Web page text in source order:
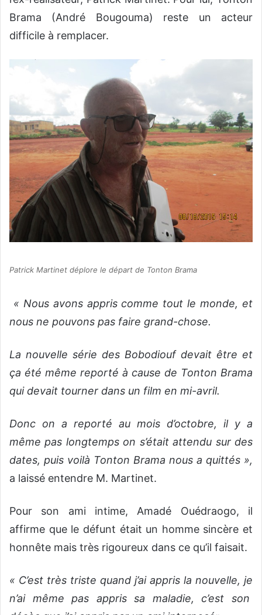
Brama (André Bougouma) reste un acteur
difficile à remplacer.
Patrick Martinet déplore le départ de Tonton Brama
« Nous avons appris comme tout le monde, et
nous ne pouvons pas faire grand-chose.
La nouvelle série des Bobodiouf devait être et
ça été même reporté à cause de Tonton Brama
qui devait tourner dans un film en mi-avril.
Donc on a reporté au mois d’octobre, il y a
même pas longtemps on s’était attendu sur des
dates, puis voilà Tonton Brama nous a quittés »,
a laissé entendre M. Martinet.
Pour son ami intime, Amadé Ouédraogo, il
affirme que le défunt était un homme sincère et
honnête mais très rigoureux dans ce qu’il faisait.
« C’est très triste quand j’ai appris la nouvelle, je
n’ai même pas appris sa maladie, c’est son